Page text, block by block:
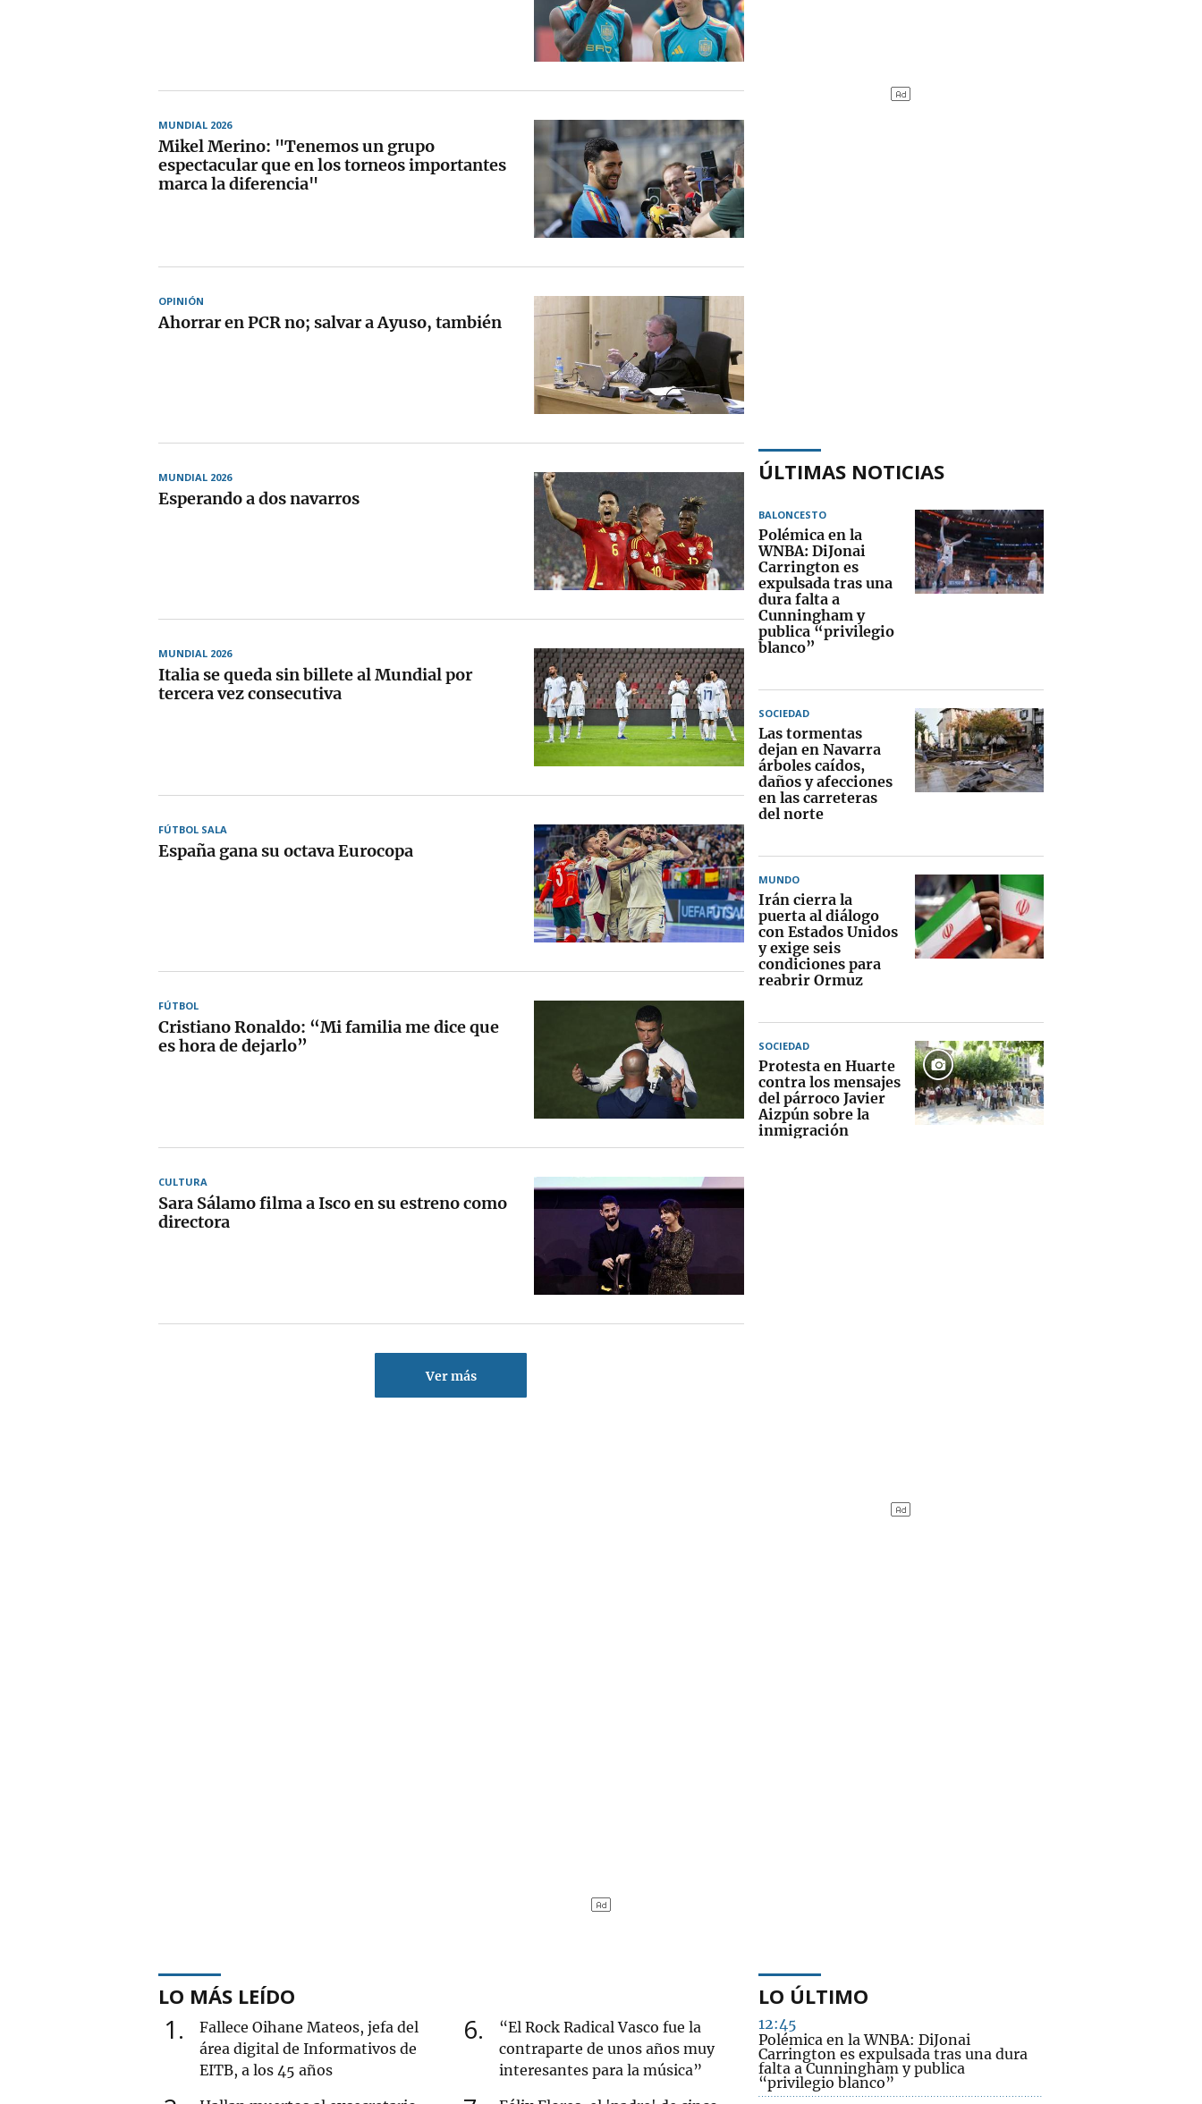
MUNDIAL 2026
Mikel Merino: "Tenemos un grupo
espectacular que en los torneos importantes
marca la diferencia"
OPINIÓN
Ahorrar en PCR no; salvar a Ayuso, también
MUNDIAL 2026
Esperando a dos navarros
MUNDIAL 2026
Italia se queda sin billete al Mundial por
tercera vez consecutiva
FÚTBOL SALA
España gana su octava Eurocopa
FÚTBOL
Cristiano Ronaldo: “Mi familia me dice que
es hora de dejarlo”
CULTURA
Sara Sálamo filma a Isco en su estreno como
directora
Ver más
ÚLTIMAS NOTICIAS
BALONCESTO
Polémica en la
WNBA: DiJonai
Carrington es
expulsada tras una
dura falta a
Cunningham y
publica “privilegio
blanco”
SOCIEDAD
Las tormentas
dejan en Navarra
árboles caídos,
daños y afecciones
en las carreteras
del norte
MUNDO
Irán cierra la
puerta al diálogo
con Estados Unidos
y exige seis
condiciones para
reabrir Ormuz
SOCIEDAD
Protesta en Huarte
contra los mensajes
del párroco Javier
Aizpún sobre la
inmigración
LO MÁS LEÍDO
1
Fallece Oihane Mateos, jefa del
área digital de Informativos de
EITB, a los 45 años
6
“El Rock Radical Vasco fue la
contraparte de unos años muy
interesantes para la música”
LO ÚLTIMO
12:45
Polémica en la WNBA: DiJonai
Carrington es expulsada tras una dura
falta a Cunningham y publica
“privilegio blanco”